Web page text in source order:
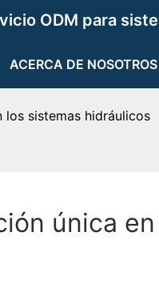
ODM para
ACERCA DE NOSOTROS
los sistemas hidráulicos
única